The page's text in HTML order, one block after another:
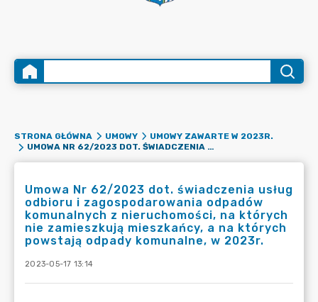
STRONA GŁÓWNA UMOWY
UMOWY ZAWARTE W 2023R.
UMOWA NR 62/2023 DOT. ŚWIADCZENIA USŁUG ODBIORU I ZAGOSPODAROWANIA ODPADÓW KOMUNALNYCH Z NIERUCHOMOŚCI, NA KTÓRYCH NIE ZAMIESZKUJĄ MIESZKAŃCY, A NA KTÓRYCH POWSTAJĄ ODPADY KOMUNALNE, W 2023R.
Umowa Nr 62/2023 dot. świadczenia usług
odbioru i zagospodarowania odpadów
komunalnych z nieruchomości, na których
nie zamieszkują mieszkańcy, a na których
powstają odpady komunalne, w 2023r.
2023-05-17 13:14